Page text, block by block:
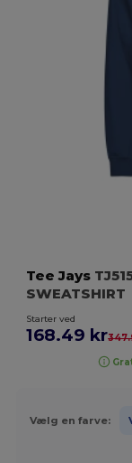
Tee Jays
SWEATSHIRT
Starter ved
168.49 kr
Vælg en farve: